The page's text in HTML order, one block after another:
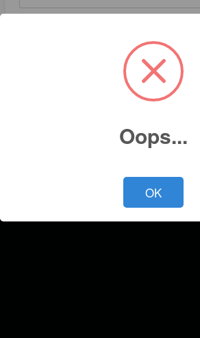
Deseo recibir ofertas y novedades.
Cotiza ahora
Oops...
OK